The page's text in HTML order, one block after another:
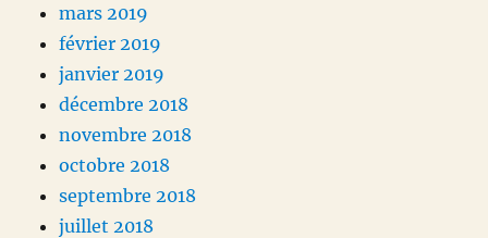
mars 2019
février 2019
janvier 2019
décembre 2018
novembre 2018
octobre 2018
septembre 2018
juillet 2018